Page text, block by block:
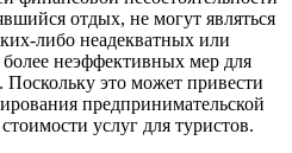
отдых, не могут являться
либо неадекватных или
неэффективных мер для
Поскольку это может привести
предпринимательской
услуг для туристов.